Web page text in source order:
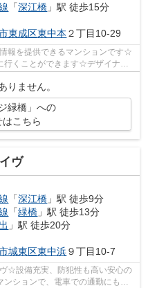
「深江橋 」駅 徒歩15分
東成区東中本 ２丁目10-29
報を提供できるマンションです☆
行くことができます☆デザイナー
りません。
緑橋」への
こちら
ヴ
「深江橋 」駅 徒歩9分
「緑橋 」駅 徒歩13分
」駅 徒歩20分
城東区東中浜９丁目10-7
☆設備充実、防犯性も高い安心の
ションで、電車での通勤にも便